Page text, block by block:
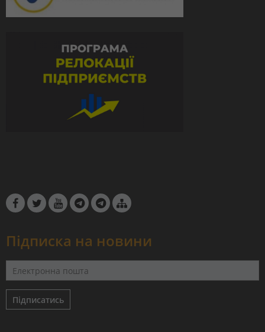
Підписка на новини
Підписатись